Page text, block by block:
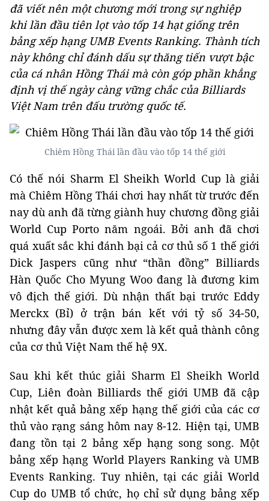
đã viết nên một chương mới trong sự nghiệp
khi lần đầu tiên lọt vào tốp 14 hạt giống trên
bảng xếp hạng UMB Events Ranking. Thành tích
này không chỉ đánh dấu sự thăng tiến vượt bậc
của cá nhân Hồng Thái mà còn góp phần khẳng
định vị thế ngày càng vững chắc của Billiards
Việt Nam trên đấu trường quốc tế.
Chiêm Hồng Thái lần đầu vào tốp 14 thế giới
Có thế nói Sharm El Sheikh World Cup là giải
mà Chiêm Hồng Thái chơi hay nhất từ trước đến
nay dù anh đã từng giành huy chương đồng giải
World Cup Porto năm ngoái. Bởi anh đã chơi
quá xuất sắc khi đánh bại cả cơ thủ số 1 thế giới
Dick Jaspers cũng như “thần đồng” Billiards
Hàn Quốc Cho Myung Woo đang là đương kim
vô địch thế giới. Dù nhận thất bại trước Eddy
Merckx (Bỉ) ở trận bán kết với tỷ số 34-50,
nhưng đây vẫn được xem là kết quả thành công
của cơ thủ Việt Nam thế hệ 9X.
Sau khi kết thúc giải Sharm El Sheikh World
Cup, Liên đoàn Billiards thế giới UMB đã cập
nhật kết quả bảng xếp hạng thế giới của các cơ
thủ vào rạng sáng hôm nay 8-12. Hiện tại, UMB
đang tồn tại 2 bảng xếp hạng song song. Một
bảng xếp hạng World Players Ranking và UMB
Events Ranking. Tuy nhiên, tại các giải World
Cup do UMB tổ chức, họ chỉ sử dụng bảng xếp